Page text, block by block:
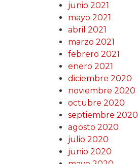
junio 2021
mayo 2021
abril 2021
marzo 2021
febrero 2021
enero 2021
diciembre 2020
noviembre 2020
octubre 2020
septiembre 2020
agosto 2020
julio 2020
junio 2020